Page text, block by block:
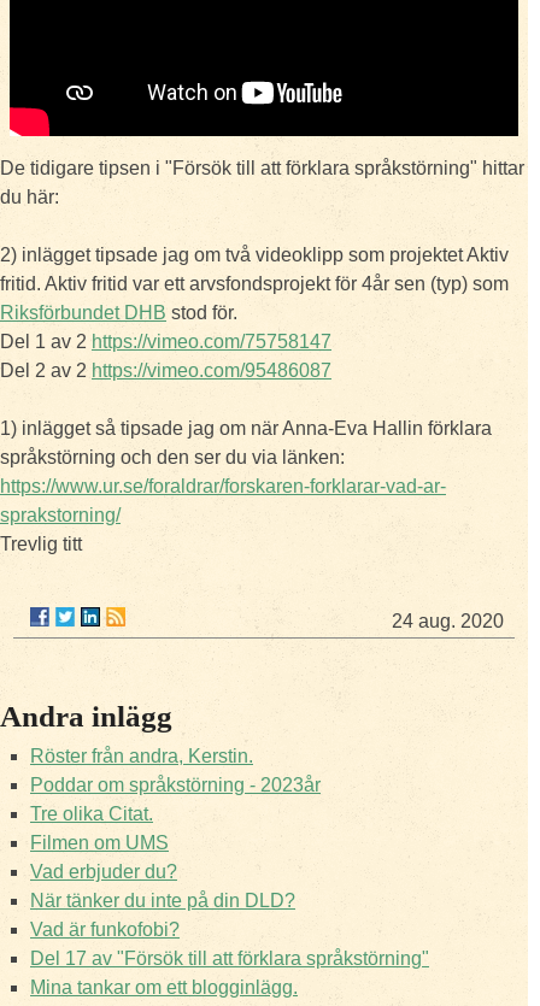
De tidigare tipsen i "Försök till att förklara språkstörning" hittar
du här:
2) inlägget tipsade jag om två videoklipp som projektet Aktiv
fritid. Aktiv fritid var ett arvsfondsprojekt för 4år sen (typ) som
Riksförbundet DHB stod för.
Del 1 av 2 https://vimeo.com/75758147
Del 2 av 2 https://vimeo.com/95486087
1) inlägget så tipsade jag om när Anna-Eva Hallin förklara
språkstörning och den ser du via länken:
https://www.ur.se/foraldrar/forskaren-forklarar-vad-ar-
sprakstorning/
Trevlig titt
24 aug. 2020
Andra inlägg
Röster från andra, Kerstin.
Poddar om språkstörning - 2023år
Tre olika Citat.
Filmen om UMS
Vad erbjuder du?
När tänker du inte på din DLD?
Vad är funkofobi?
Del 17 av "Försök till att förklara språkstörning"
Mina tankar om ett blogginlägg.